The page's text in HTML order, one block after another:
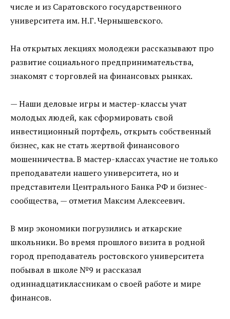
числе и из Саратовского государственного
университета им. Н.Г. Чернышевского.
На открытых лекциях молодежи рассказывают про
развитие социального предпринимательства,
знакомят с торговлей на финансовых рынках.
— Наши деловые игры и мастер-классы учат
молодых людей, как сформировать свой
инвестиционный портфель, открыть собственный
бизнес, как не стать жертвой финансового
мошенничества. В мастер-классах участие не только
преподаватели нашего университета, но и
представители Центрального Банка РФ и бизнес-
сообщества, — отметил Максим Алексеевич.
В мир экономики погрузились и аткарские
школьники. Во время прошлого визита в родной
город преподаватель ростовского университета
побывал в школе №9 и рассказал
одиннадцатиклассникам о своей работе и мире
финансов.